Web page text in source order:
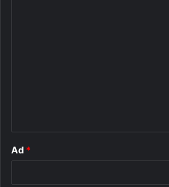
Ad *